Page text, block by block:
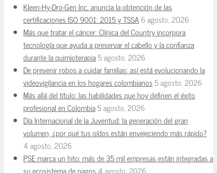
Kleen-Hy-Dro-Gen Inc. anuncia la obtención de las
certificaciones ISO 9001: 2015 y TSSA6 agosto, 2026
Más que tratar el cáncer: Clínica del Country incorpora
tecnología que ayuda a preservar el cabello y la confianza
durante la quimioterapia5 agosto, 2026
De prevenir robos a cuidar familias: así está evolucionando la
videovigilancia en los hogares colombianos5 agosto, 2026
Más allá del título: las habilidades que hoy definen el éxito
profesional en Colombia5 agosto, 2026
Día Internacional de la Juventud: la generación del gran
volumen, ¿por qué tus oídos están envejeciendo más rápido?
4 agosto, 2026
PSE marca un hito: más de 35 mil empresas están integradas a